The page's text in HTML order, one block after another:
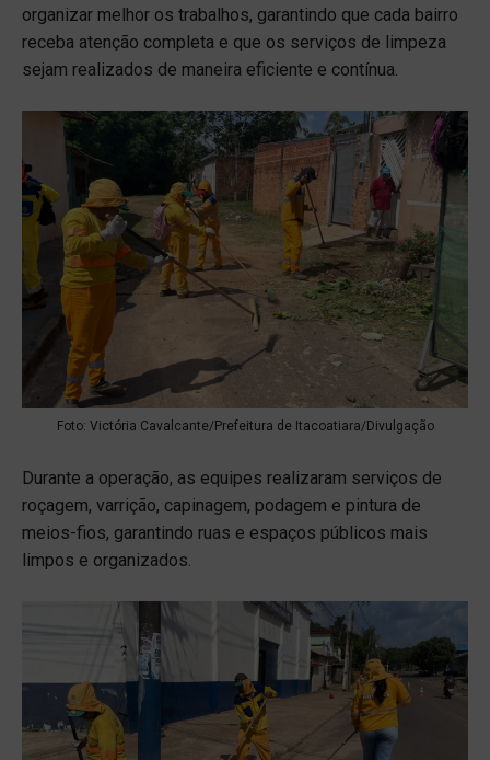
organizar melhor os trabalhos, garantindo que cada bairro
receba atenção completa e que os serviços de limpeza
sejam realizados de maneira eficiente e contínua.
Foto: Victória Cavalcante/Prefeitura de Itacoatiara/Divulgação
Durante a operação, as equipes realizaram serviços de
roçagem, varrição, capinagem, podagem e pintura de
meios-fios, garantindo ruas e espaços públicos mais
limpos e organizados.